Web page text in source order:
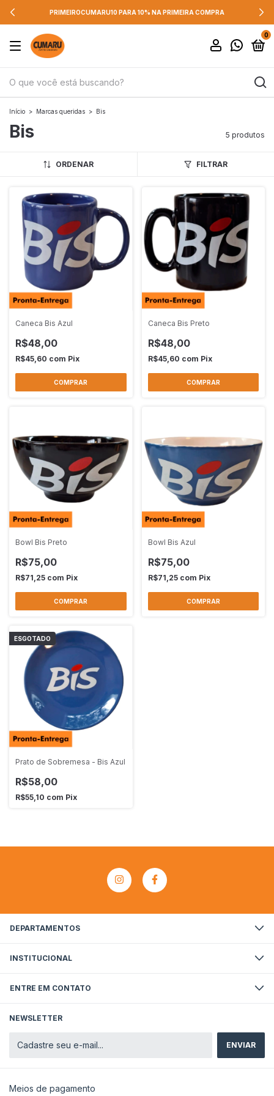
PRIMEIROCUMARU10 PARA 10% NA PRIMEIRA COMPRA
0
Início > Marcas queridas > Bis
Bis 5 produtos
ORDENAR FILTRAR
Caneca Bis Azul
R$48,00
R$45,60 com Pix
Caneca Bis Preto
R$48,00
R$45,60 com Pix
Bowl Bis Preto
R$75,00
R$71,25 com Pix
Bowl Bis Azul
R$75,00
R$71,25 com Pix
ESGOTADO
Prato de Sobremesa - Bis Azul
R$58,00
R$55,10 com Pix
DEPARTAMENTOS
INSTITUCIONAL
ENTRE EM CONTATO
NEWSLETTER
Meios de pagamento